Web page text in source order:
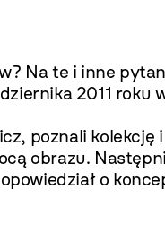
Na te i inne
2011 roku
poznali kolekcję
obrazu.
o